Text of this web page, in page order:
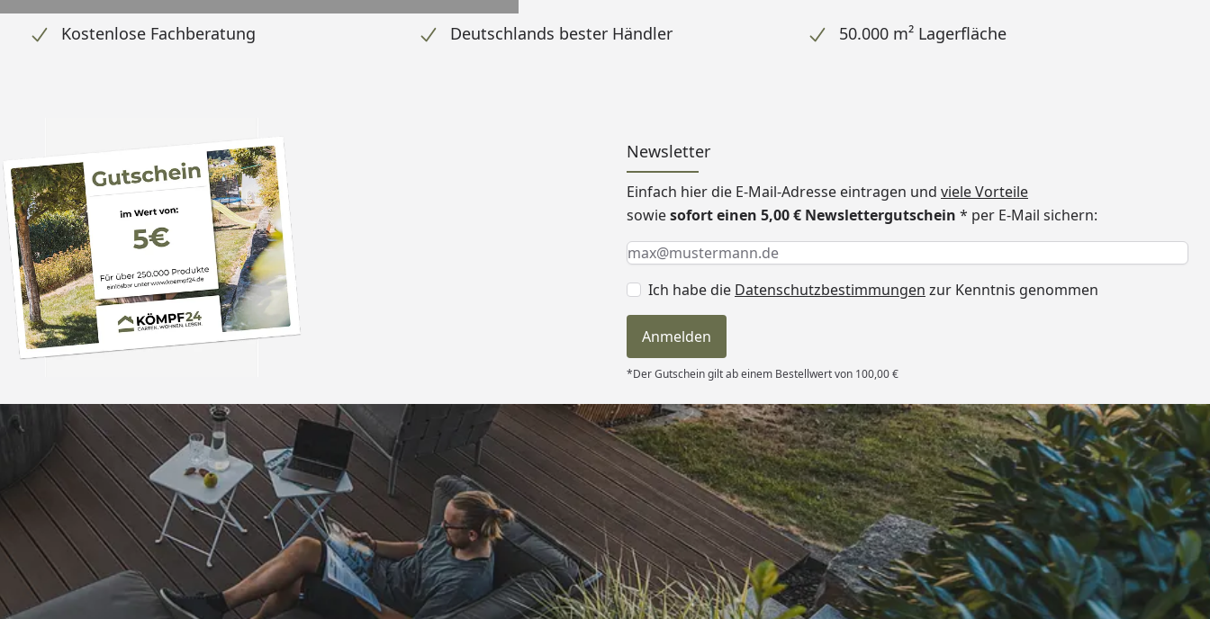
Kostenlose Fachberatung Deutschlands bester Händler 50.000 m² Lagerfläche
Newsletter
Einfach hier die E-Mail-Adresse eintragen und viele Vorteile
sowiesofort einen 5,00 € Newslettergutschein * per E-Mail sichern:
Keine Eingabe erforderlich
Eingabe erforderlich
E-Mail *
Ich habe die Datenschutzbestimmungen zur Kenntnis genommen
Anmelden
*Der Gutschein gilt ab einem Bestellwert von 100,00 €
Trusted Shops
4,81/ 5
25.961 Bewertungen
„Alles bestens, empfehle ich gerne
weiter.“
07.08.2026
Versand